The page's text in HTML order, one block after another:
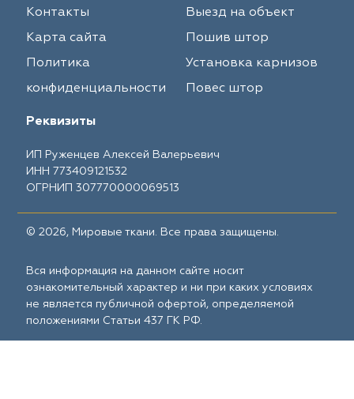
Контакты
Карта сайта
Политика
конфиденциальности
Выезд на объект
Пошив штор
Установка карнизов
Повес штор
Реквизиты
ИП Руженцев Алексей Валерьевич
ИНН 773409121532
ОГРНИП 307770000069513
© 2026, Мировые ткани. Все права защищены.
Вся информация на данном сайте носит
ознакомительный характер и ни при каких условиях
не является публичной офертой, определяемой
положениями Статьи 437 ГК РФ.